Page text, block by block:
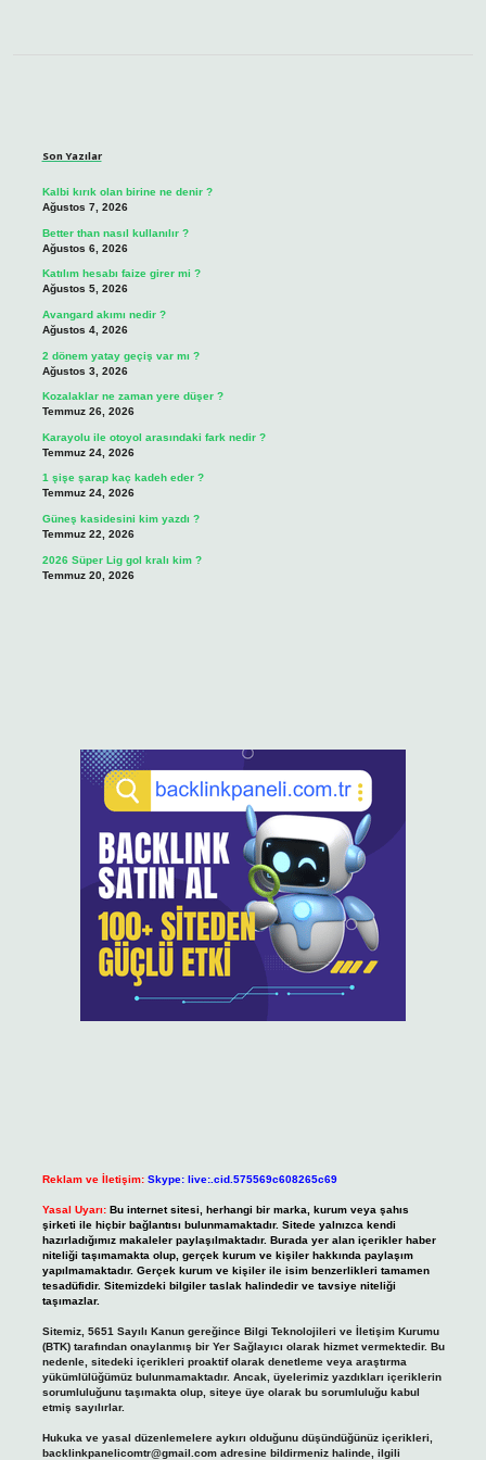
Son Yazılar
Kalbi kırık olan birine ne denir ?
Ağustos 7, 2026
Better than nasıl kullanılır ?
Ağustos 6, 2026
Katılım hesabı faize girer mi ?
Ağustos 5, 2026
Avangard akımı nedir ?
Ağustos 4, 2026
2 dönem yatay geçiş var mı ?
Ağustos 3, 2026
Kozalaklar ne zaman yere düşer ?
Temmuz 26, 2026
Karayolu ile otoyol arasındaki fark nedir ?
Temmuz 24, 2026
1 şişe şarap kaç kadeh eder ?
Temmuz 24, 2026
Güneş kasidesini kim yazdı ?
Temmuz 22, 2026
2026 Süper Lig gol kralı kim ?
Temmuz 20, 2026
Reklam ve İletişim: Skype: live:.cid.575569c608265c69
Yasal Uyarı: Bu internet sitesi, herhangi bir marka, kurum veya şahıs
şirketi ile hiçbir bağlantısı bulunmamaktadır. Sitede yalnızca kendi
hazırladığımız makaleler paylaşılmaktadır. Burada yer alan içerikler haber
niteliği taşımamakta olup, gerçek kurum ve kişiler hakkında paylaşım
yapılmamaktadır. Gerçek kurum ve kişiler ile isim benzerlikleri tamamen
tesadüfidir. Sitemizdeki bilgiler taslak halindedir ve tavsiye niteliği
taşımazlar.
Sitemiz, 5651 Sayılı Kanun gereğince Bilgi Teknolojileri ve İletişim Kurumu
(BTK) tarafından onaylanmış bir Yer Sağlayıcı olarak hizmet vermektedir. Bu
nedenle, sitedeki içerikleri proaktif olarak denetleme veya araştırma
yükümlülüğümüz bulunmamaktadır. Ancak, üyelerimiz yazdıkları içeriklerin
sorumluluğunu taşımakta olup, siteye üye olarak bu sorumluluğu kabul
etmiş sayılırlar.
Hukuka ve yasal düzenlemelere aykırı olduğunu düşündüğünüz içerikleri,
backlinkpanelicomtr@gmail.comadresine bildirmeniz halinde, ilgili